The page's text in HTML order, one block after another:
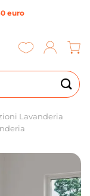
euro
Lavanderia